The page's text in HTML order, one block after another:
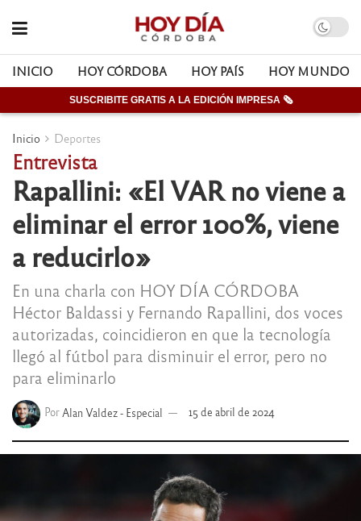
INICIO HOY CÓRDOBA HOY PAÍS HOY MUNDO
SUSCRIBITE GRATIS A LA EDICIÓN IMPRESA 🗞
Inicio Deportes
Entrevista
Rapallini: «El VAR no viene a
eliminar el error 100%, viene
a reducirlo»
En una charla con HOY DÍA CÓRDOBA
Héctor Baldassi y Fernando Rapallini, dos voces
autorizadas, coincidieron en que la tecnología
llegó al fútbol para disminuir el error, pero no
para eliminarlo
Por Alan Valdez - Especial 15 de abril de 2024